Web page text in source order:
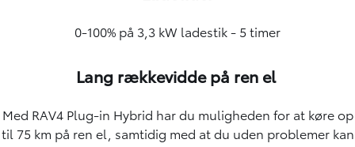
0-100% på 3,3 kW ladestik - 5 timer
Lang rækkevidde på ren el
Med RAV4 Plug-in Hybrid har du muligheden for at køre op
til 75 km på ren el, samtidig med at du uden problemer kan